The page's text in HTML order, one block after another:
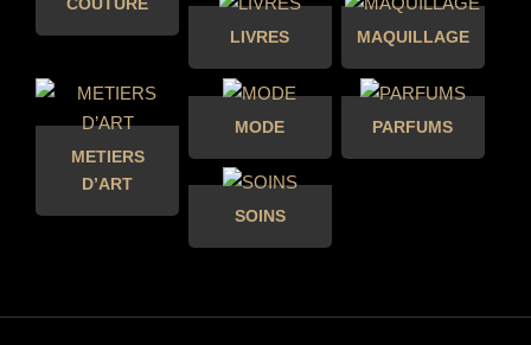
LIVRES MAQUILLAGE
METIERS
D’ART
MODE PARFUMS
SOINS